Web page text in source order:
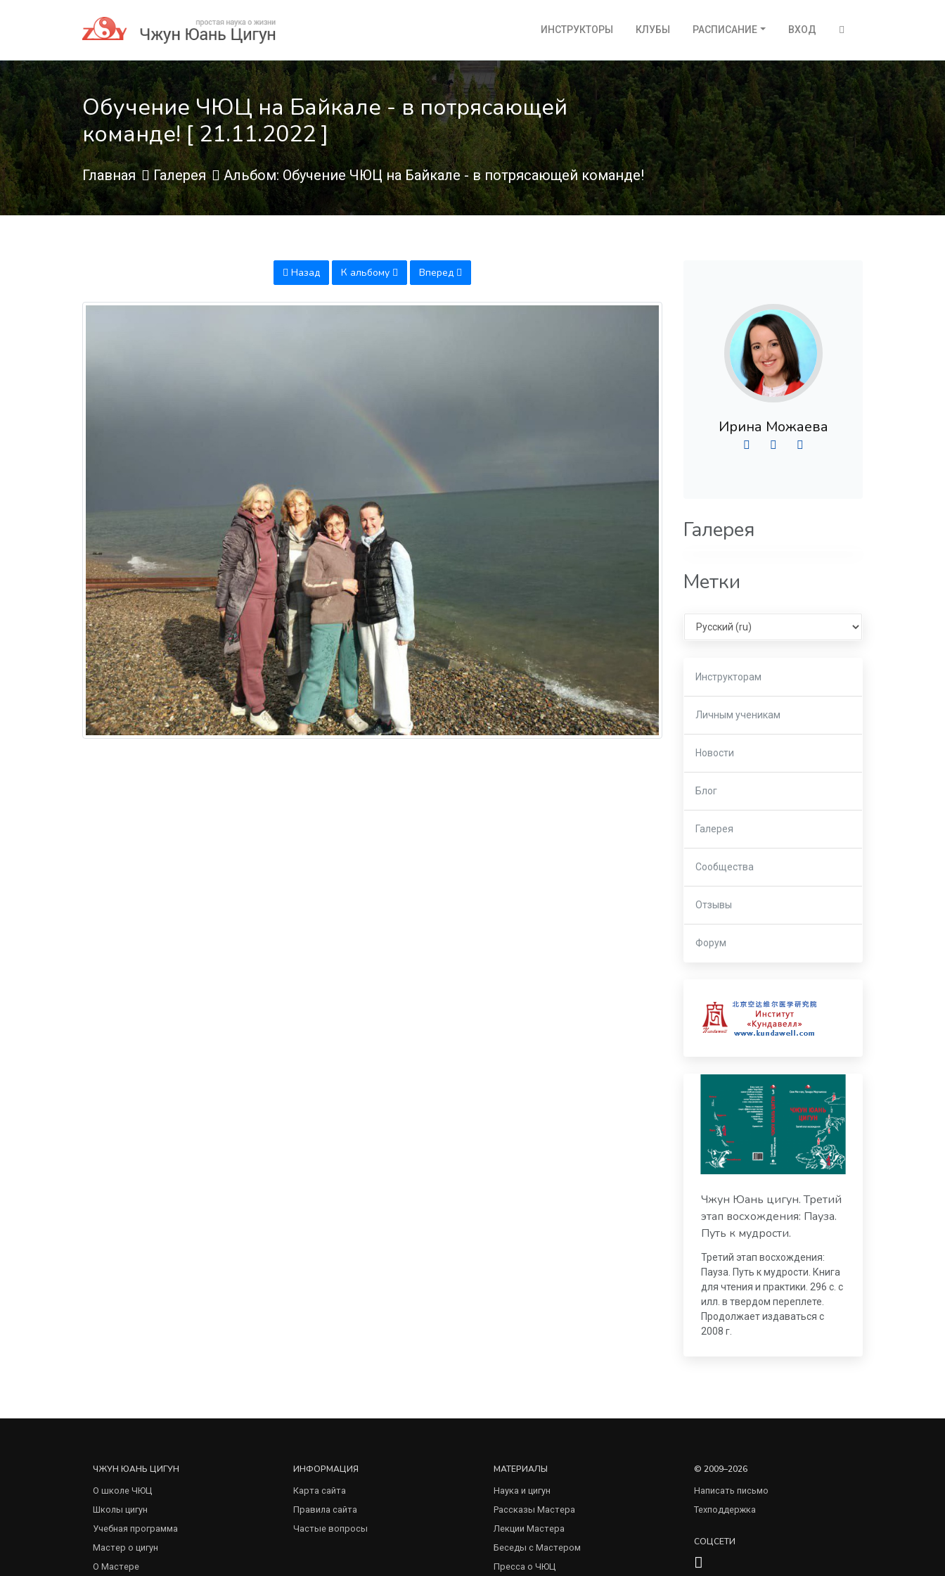
ИНСТРУКТОРЫ КЛУБЫ РАСПИСАНИЕ ВХОД
Обучение ЧЮЦ на Байкале - в потрясающей
команде! [ 21.11.2022 ]
Главная Галерея Альбом: Обучение ЧЮЦ на Байкале - в потрясающей команде!
Назад К альбому Вперед
Ирина Можаева
Галерея
Метки
Select language
Инструкторам
Личным ученикам
Новости
Блог
Галерея
Сообщества
Отзывы
Форум
Чжун Юань цигун. Третий
этап восхождения: Пауза.
Путь к мудрости.
Третий этап восхождения:
Пауза. Путь к мудрости. Книга
для чтения и практики. 296 с. с
илл. в твердом переплете.
Продолжает издаваться с
2008 г.
ЧЖУН ЮАНЬ ЦИГУН
О школе ЧЮЦ
Школы цигун
Учебная программа
Мастер о цигун
О Мастере
ИНФОРМАЦИЯ
Карта сайта
Правила сайта
Частые вопросы
МАТЕРИАЛЫ
Наука и цигун
Рассказы Мастера
Лекции Мастера
Беседы с Мастером
Пресса о ЧЮЦ
© 2009–2026
Написать письмо
Техподдержка
СОЦСЕТИ